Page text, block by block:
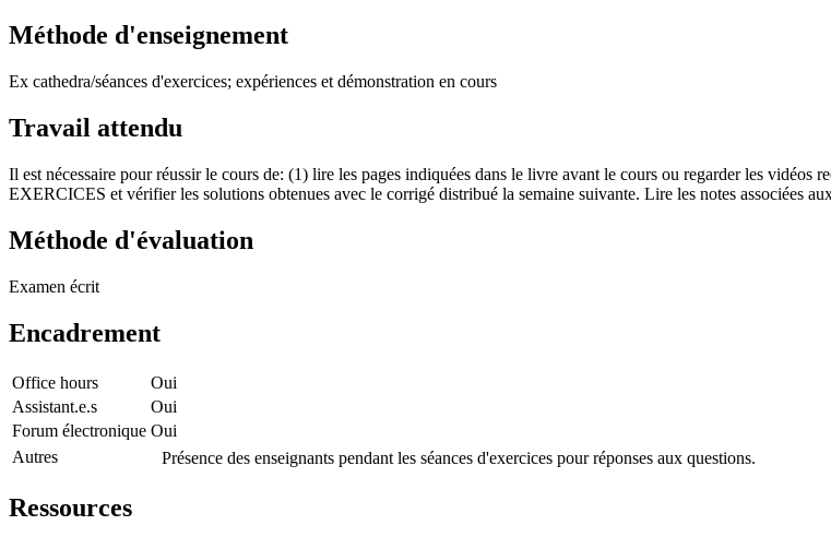
Méthode d'enseignement
Ex cathedra/séances d'exercices; expériences et démonstration en cours
Travail attendu
Il est nécessaire pour réussir le cours de: (1) lire les pages indiquées dans le livre avant le cours ou regarder les
EXERCICES et vérifier les solutions obtenues avec le corrigé distribué la semaine suivante. Lire les notes associées
Méthode d'évaluation
Examen écrit
Encadrement
Office hours
Oui
Assistant.e.s
Oui
Forum électronique Oui
Autres
Présence des enseignants pendant les séances d'exercices pour réponses aux questions.
Ressources